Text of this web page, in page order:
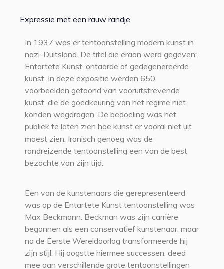
Expressie met een rauw randje.
In 1937 was er tentoonstelling modern kunst in
nazi-Duitsland. De titel die eraan werd gegeven:
Entartete Kunst, ontaarde of gedegenereerde
kunst. In deze expositie werden 650
voorbeelden getoond van vooruitstrevende
kunst, die de goedkeuring van het regime niet
konden wegdragen. De bedoeling was het
publiek te laten zien hoe kunst er vooral niet uit
moest zien. Ironisch genoeg was de
rondreizende tentoonstelling een van de best
bezochte van zijn tijd.
Een van de kunstenaars die gerepresenteerd
was op de Entartete Kunst tentoonstelling was
Max Beckmann. Beckman was zijn carrière
begonnen als een conservatief kunstenaar, maar
na de Eerste Wereldoorlog transformeerde hij
zijn stijl. Hij oogstte hiermee successen, deed
mee aan verschillende grote tentoonstellingen